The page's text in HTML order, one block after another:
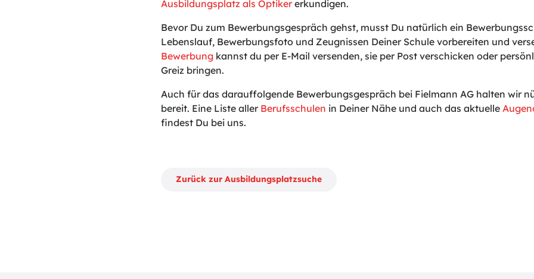
Ausbildungsplatz als Optiker erkundigen.
Bevor Du zum Bewerbungsgespräch gehst, musst Du natürlich ein
Lebenslauf, Bewerbungsfoto und Zeugnissen Deiner Schule vorbereiten und
Bewerbung kannst du per E-Mail versenden, sie per Post verschicken oder
Greiz bringen.
Auch für das darauffolgende Bewerbungsgespräch bei Fielmann AG halten wir
bereit. Eine Liste aller Berufsschulen in Deiner Nähe und auch das aktuelle
findest Du bei uns.
Zurück zur Ausbildungsplatzsuche